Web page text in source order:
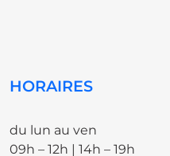
HORAIRES
du lun au ven
09h – 12h | 14h – 19h